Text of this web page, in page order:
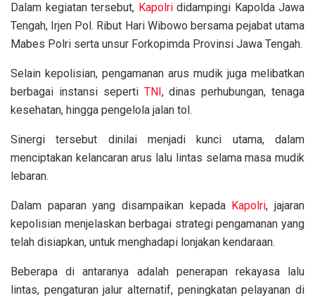
Dalam kegiatan tersebut, Kapolrididampingi Kapolda Jawa
Tengah, Irjen Pol. Ribut Hari Wibowo bersama pejabat utama
Mabes Polri serta unsur Forkopimda Provinsi Jawa Tengah.
Selain kepolisian, pengamanan arus mudik juga melibatkan
berbagai instansi seperti TNI, dinas perhubungan, tenaga
kesehatan, hingga pengelola jalan tol.
Sinergi tersebut dinilai menjadi kunci utama, dalam
menciptakan kelancaran arus lalu lintas selama masa mudik
lebaran.
Dalam paparan yang disampaikan kepada Kapolri, jajaran
kepolisian menjelaskan berbagai strategi pengamanan yang
telah disiapkan, untuk menghadapi lonjakan kendaraan.
Beberapa di antaranya adalah penerapan rekayasa lalu
lintas, pengaturan jalur alternatif, peningkatan pelayanan di